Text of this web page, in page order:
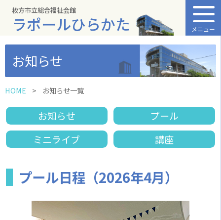
枚方市立総合福祉会館
ラポールひらかた メニュー
お知らせ
HOME お知らせ一覧
お知らせ
プール
ミニライブ
講座
プール日程（2026年4月）